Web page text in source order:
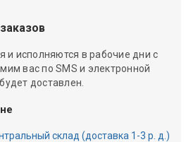
и исполняются в рабочие дни с
вас по SMS и электронной
доставлен.
склад (доставка 1-3 р. д.)